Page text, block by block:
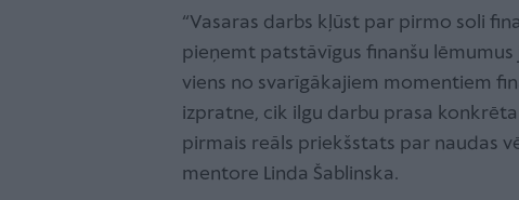
“Vasaras darbs kļūst par pirmo soli
pieņemt patstāvīgus finanšu
viens no svarīgākajiem momentiem
izpratne, cik ilgu darbu prasa
pirmais reāls priekšstats par naudas
mentore Linda Šablinska.